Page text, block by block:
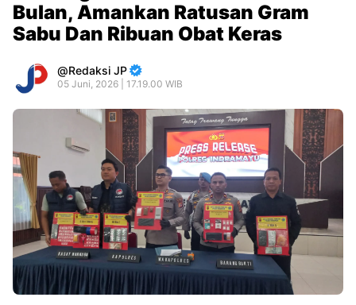
Bulan, Amankan Ratusan Gram
Sabu Dan Ribuan Obat Keras
Redaksi JP
05 Juni, 2026 | 17.19.00 WIB